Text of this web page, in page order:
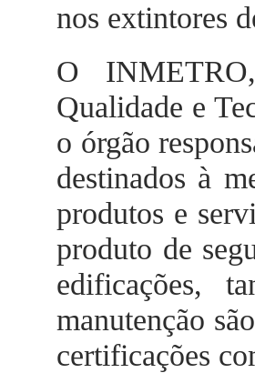
nos extintores
O
Qualidade e
o órgão
destinados à
produtos e
produto de
edificações,
manutenção
certificações